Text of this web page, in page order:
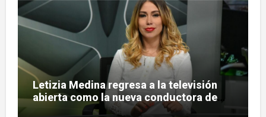
Letizia Medina regresa a la televisión
abierta como la nueva conductora de
«Pulso Urbano»